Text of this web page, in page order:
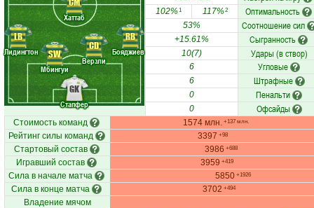
Стапфер
Лидингтон
Мбингуи
Верзли
Бояджиев
Хаттаб
GK
LB
SW
CD
RB
102%1 117%2 Оптимальность
53% Соотношение сил
+15.61% Сыгранность
10(7) Удары (в створ)
6 Угловые
6 Штрафные
0 Пенальти
0 Офсайды
Стоимость команд 1574 млн. +137 млн.
Рейтинг силы команд 3397 +98
Стартовый состав 3986 +688
Игравший состав 3959 +419
Сила в начале матча 5850 +1926
Сила в конце матча 3702 +494
Владение мячом